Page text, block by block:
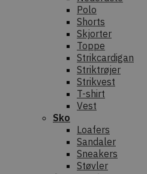
Polo
Shorts
Skjorter
Toppe
Strikcardigan
Striktrøjer
Strikvest
T-shirt
Vest
Sko
Loafers
Sandaler
Sneakers
Støvler